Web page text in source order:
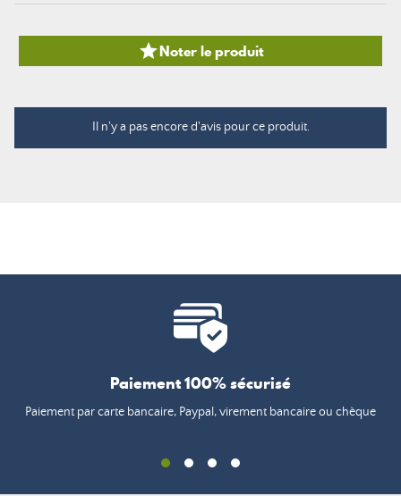
Noter le produit
Il n'y a pas encore d'avis pour ce produit.
Paiement 100% sécurisé
Paiement par carte bancaire, Paypal, virement bancaire ou chèque